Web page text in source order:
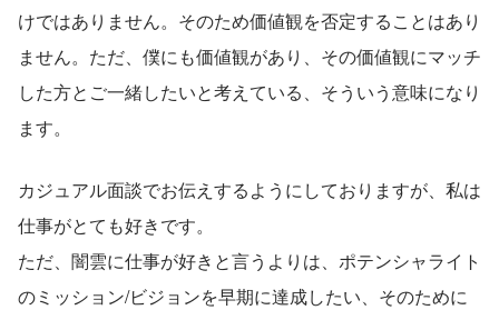
けではありません。そのため価値観を否定することはあり
ません。ただ、僕にも価値観があり、その価値観にマッチ
した方とご一緒したいと考えている、そういう意味になり
ます。
カジュアル面談でお伝えするようにしておりますが、私は
仕事がとても好きです。
ただ、闇雲に仕事が好きと言うよりは、ポテンシャライト
のミッション/ビジョンを早期に達成したい、そのために